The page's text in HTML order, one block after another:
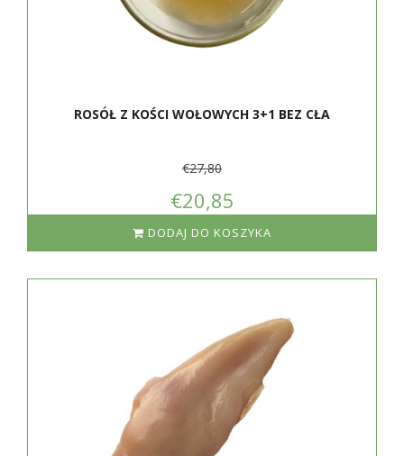
ROSÓŁ Z KOŚCI WOŁOWYCH 3+1 BEZ CŁA
€27,80
€20,85
DODAJ DO KOSZYKA